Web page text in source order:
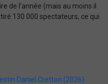
de l'année (mais au moins il
130 000 spectateurs, ce qui
Daniel Cretton (2026)